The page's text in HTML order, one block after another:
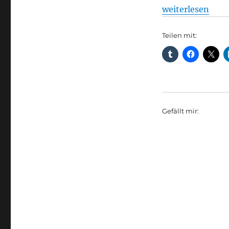
„Bahnhöfe:
weiterlesen
Teilen mit:
Gefällt mir: